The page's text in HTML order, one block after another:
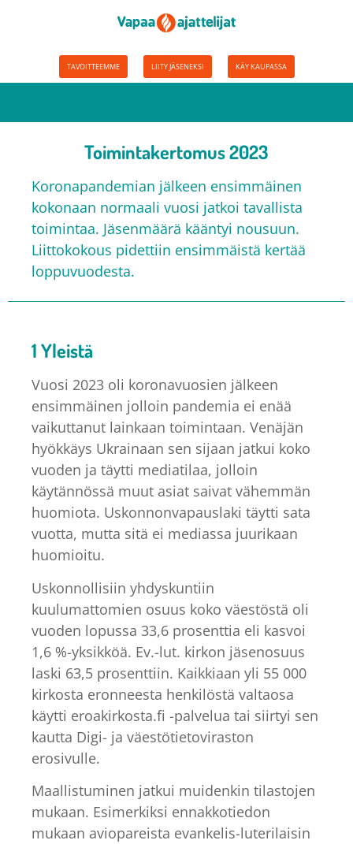
TAVOITTEEMME LIITY JÄSENEKSI KÄY KAUPASSA
Toimintakertomus 2023
Koronapandemian jälkeen ensimmäinen
kokonaan normaali vuosi jatkoi tavallista
toimintaa. Jäsenmäärä kääntyi nousuun.
Liittokokous pidettiin ensimmäistä kertää
loppuvuodesta.
1 Yleistä
Vuosi 2023 oli koronavuosien jälkeen
ensimmäinen jolloin pandemia ei enää
vaikuttanut lainkaan toimintaan. Venäjän
hyökkäys Ukrainaan sen sijaan jatkui koko
vuoden ja täytti mediatilaa, jolloin
käytännössä muut asiat saivat vähemmän
huomiota. Uskonnonvapauslaki täytti sata
vuotta, mutta sitä ei mediassa juurikaan
huomioitu.
Uskonnollisiin yhdyskuntiin
kuulumattomien osuus koko väestöstä oli
vuoden lopussa 33,6 prosenttia eli kasvoi
1,6 %-yksikköä. Ev.-lut. kirkon jäsenosuus
laski 63,5 prosenttiin. Kaikkiaan yli 55 000
kirkosta eronneesta henkilöstä valtaosa
käytti eroakirkosta.fi -palvelua tai siirtyi sen
kautta Digi- ja väestötietoviraston
erosivulle.
Maallistuminen jatkui muidenkin tilastojen
mukaan. Esimerkiksi ennakkotiedon
mukaan aviopareista evankelis-luterilaisin